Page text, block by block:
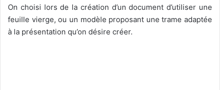
On choisi lors de la création d’un document d’utiliser une
feuille vierge, ou un modèle proposant une trame adaptée
à la présentation qu’on désire créer.